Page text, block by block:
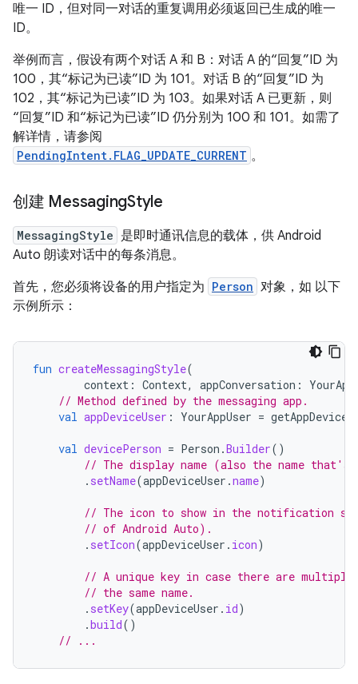
唯一 ID，但对同一对话的重复调用必须返回已生成的唯一
ID。
举例而言，假设有两个对话 A 和 B：对话 A 的“回复”ID 为
100，其“标记为已读”ID 为 101。对话 B 的“回复”ID 为
102，其“标记为已读”ID 为 103。如果对话 A 已更新，则
“回复”ID 和“标记为已读”ID 仍分别为 100 和 101。如需了
解详情，请参阅
PendingIntent.FLAG_UPDATE_CURRENT 。
创建 MessagingStyle
MessagingStyle 是即时通讯信息的载体，供 Android
Auto 朗读对话中的每条消息。
首先，您必须将设备的用户指定为 Person 对象，如 以下
示例所示：
fun createMessagingStyle(
context : Context, appConversation :
// Method defined by the messaging app.
val appDeviceUser : YourAppUser =
val devicePerson = Person .Builder()
// The display name (also the name
. setName(appDeviceUser .name)
// The icon to show in the notification
// of Android Auto).
. setIcon(appDeviceUser . icon)
// A unique key in case there are
// the same name.
. setKey(appDeviceUser . id)
.build()
// ...